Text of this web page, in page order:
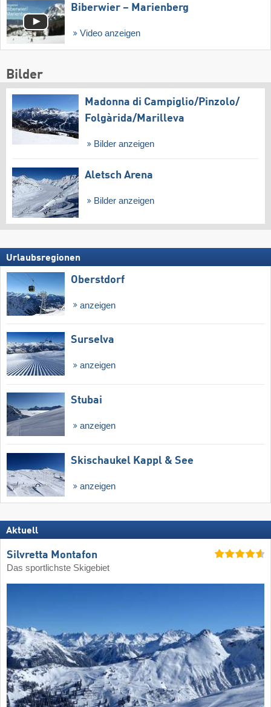
Biberwier – Marienberg
Video anzeigen
Bilder
Madonna di Campiglio/​Pinzolo/​
Folgàrida/​Marilleva
Bilder anzeigen
Aletsch Arena
Bilder anzeigen
Urlaubsregionen
Oberstdorf
anzeigen
Surselva
anzeigen
Stubai
anzeigen
Skischaukel Kappl & See
anzeigen
Aktuell
Silvretta Montafon
Das sportlichste Skigebiet